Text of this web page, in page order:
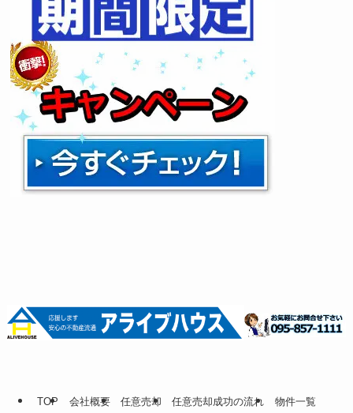
TOP 会社概要 任意売却 任意売却成功の流れ 物件一覧